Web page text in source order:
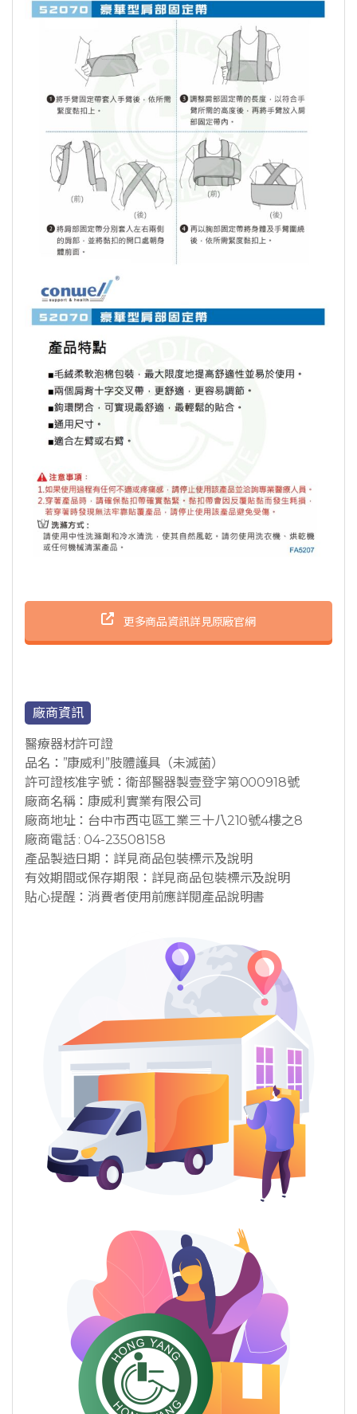
更多商品資訊詳見原廠官網
廠商資訊
醫療器材許可證
品名：”康威利”肢體護具（未滅菌）
許可證核准字號：衛部醫器製壹登字第000918號
廠商名稱：康威利實業有限公司
廠商地址：台中市西屯區工業三十八210號4樓之8
廠商電話 : 04-23508158
產品製造日期：詳見商品包裝標示及說明
有效期間或保存期限：詳見商品包裝標示及說明
貼心提醒：消費者使用前應詳閱產品說明書